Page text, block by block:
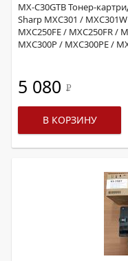
MX-C30GTB Тонер-
Sharp MXC301 /
MXC250FE / MXC250FR /
MXC300P / MXC300PE /
5 080 Р
В КОРЗИНУ